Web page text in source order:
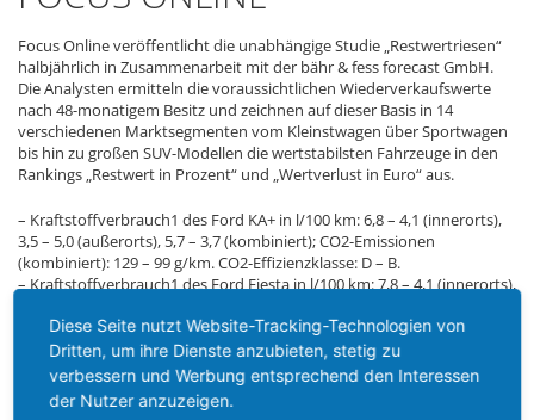
Focus Online veröffentlicht die unabhängige Studie „Restwertriesen“
halbjährlich in Zusammenarbeit mit der bähr & fess forecast GmbH.
Die Analysten ermitteln die voraussichtlichen Wiederverkaufswerte
nach 48-monatigem Besitz und zeichnen auf dieser Basis in 14
verschiedenen Marktsegmenten vom Kleinstwagen über Sportwagen
bis hin zu großen SUV-Modellen die wertstabilsten Fahrzeuge in den
Rankings „Restwert in Prozent“ und „Wertverlust in Euro“ aus.
– Kraftstoffverbrauch1 des Ford KA+ in l/100 km: 6,8 – 4,1 (innerorts),
3,5 – 5,0 (außerorts), 5,7 – 3,7 (kombiniert); CO2-Emissionen
(kombiniert): 129 – 99 g/km. CO2-Effizienzklasse: D – B.
– Kraftstoffverbrauch1 des Ford Fiesta in l/100 km: 7,8 – 4,1 (innerorts),
(kombiniert): 138 – 94 g/km. CO2-Effizienzklasse: D/C – A.
– Kraftstoffverbrauch1 des Ford C-MAX in l/100 km: 10,2 – 5,1
(innerorts), 6,3 – 4,4 (außerorts), 7,7 – 4,7 (kombiniert); CO2-
Emissionen (kombiniert): 176 – 124 g/km. CO2-Effizienzklasse: D – A.
Diese Seite nutzt Website-Tracking-Technologien von
Dritten, um ihre Dienste anzubieten, stetig zu
verbessern und Werbung entsprechend den Interessen
der Nutzer anzuzeigen.